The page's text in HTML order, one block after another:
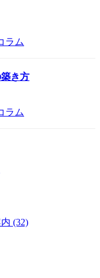
ラム
き方
ラム
(32)